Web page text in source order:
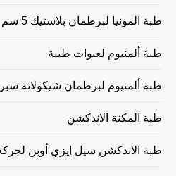
طبة المونيا لبرطمان بلاستيك 5 سم
طبة ألمنيوم لعبوات طبية
طبة ألمنيوم لبرطمان شيكولاتة
طبة المكنة الاندكشن
طبة الاندكشن سيل إيزي أوبن